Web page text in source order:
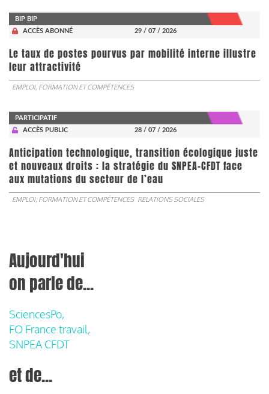
BIP BIP
ACCÈS ABONNÉ
29 / 07 / 2026
Le taux de postes pourvus par mobilité interne illustre
leur attractivité
EMPLOI, FORMATION ET COMPÉTENCES
PARTICIPATIF
ACCÈS PUBLIC
28 / 07 / 2026
Anticipation technologique, transition écologique juste
et nouveaux droits : la stratégie du SNPEA-CFDT face
aux mutations du secteur de l’eau
EMPLOI, FORMATION ET COMPÉTENCES RELATIONS SOCIALES
Aujourd'hui
on parle de...
SciencesPo,
FO France travail,
SNPEA CFDT
et de...